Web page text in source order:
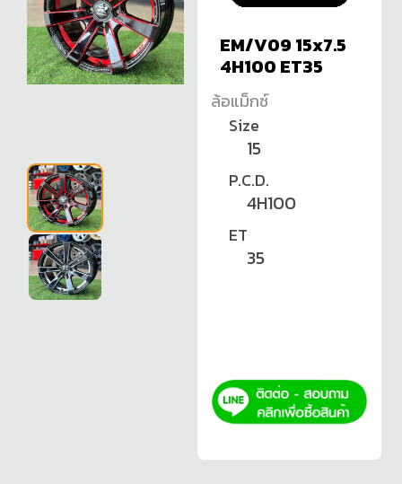
EM/V09 15x7.5
4H100 ET35
ล้อแม็กซ์
Size
15
P.C.D.
4H100
ET
35